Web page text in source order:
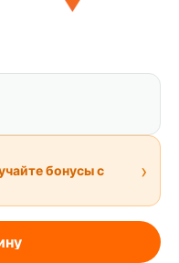
бонусы с
›